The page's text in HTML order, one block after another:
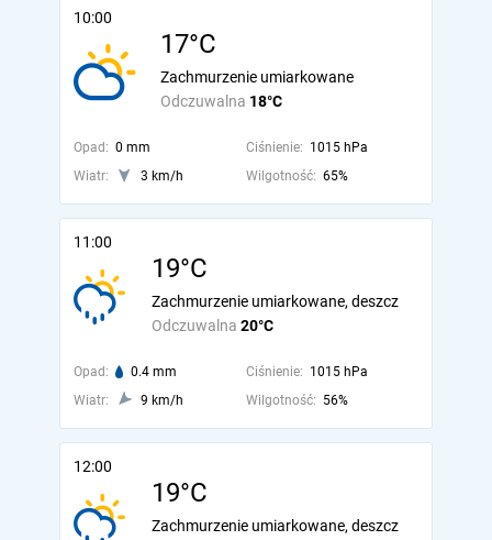
10:00
17°C
Odczuwalna 18°C
Zachmurzenie umiarkowane
Opad: 0 mm Ciśnienie: 1015 hPa
Wiatr:
3 km/h Wilgotność: 65%
11:00
19°C
Odczuwalna 20°C
Zachmurzenie umiarkowane, deszcz
Opad: 0.4 mm Ciśnienie: 1015 hPa
Wiatr:
9 km/h Wilgotność: 56%
12:00
19°C
Zachmurzenie umiarkowane, deszcz